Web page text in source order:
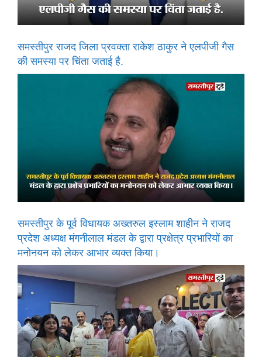
समस्तीपुर राजद जिला प्रवक्ता राकेश ठाकुर ने एलपीजी गैस
की समस्या पर चिंता जताई है.
समस्तीपुर के पूर्व विधायक अख्तरुल इस्लाम शाहीन ने राजद
प्रदेश अध्यक्ष मंगनीलाल मंडल के द्वारा प्रक्षेत्र प्रभारियों का
मनोनयन को लेकर आभार व्यक्त किया।